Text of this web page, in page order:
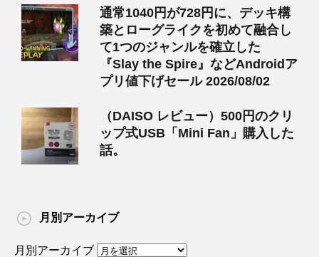
通常1040円が728円に、デッキ構
築とローグライクを初めて融合し
て1つのジャンルを確立した
『Slay the Spire』などAndroidア
プリ値下げセール 2026/08/02
（DAISO レビュー）500円のクリ
ップ式USB「Mini Fan」購入した
話。
月別アーカイブ
月別アーカイブ